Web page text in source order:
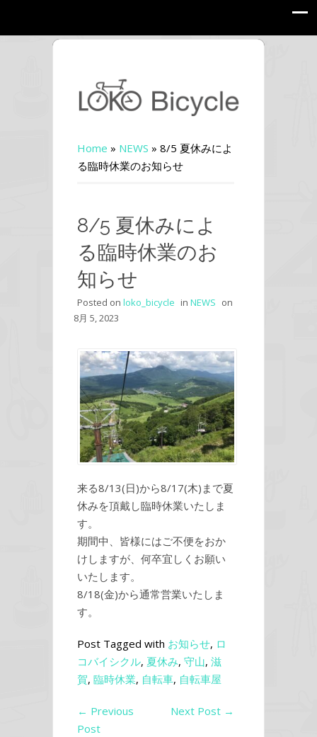
Home » NEWS » 8/5 夏休みによ
る臨時休業のお知らせ
8/5 夏休みによ
る臨時休業のお
知らせ
Posted on loko_bicycle in NEWS on
8月 5, 2023
来る8/13(日)から8/17(木)まで夏
休みを頂戴し臨時休業いたしま
す。
期間中、皆様にはご不便をおか
けしますが、何卒宜しくお願い
いたします。
8/18(金)から通常営業いたしま
す。
Post Tagged with お知らせ, ロ
コバイシクル, 夏休み, 守山, 滋
賀, 臨時休業, 自転車, 自転車屋
← Previous
Post
Next Post →